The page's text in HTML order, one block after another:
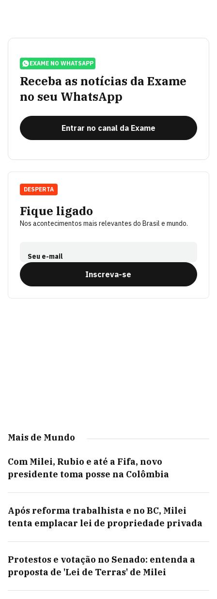
EXAME NO WHATSAPP
Receba as notícias da Exame
no seu WhatsApp
Entrar no canal da Exame
Fique ligado
Nos acontecimentos mais relevantes do Brasil e mundo.
Seu e-mail
Inscreva-se
DESPERTA
Mais de Mundo
Com Milei, Rubio e até a Fifa, novo
presidente toma posse na Colômbia
Após reforma trabalhista e no BC, Milei
tenta emplacar lei de propriedade privada
Protestos e votação no Senado: entenda a
proposta de 'Lei de Terras' de Milei